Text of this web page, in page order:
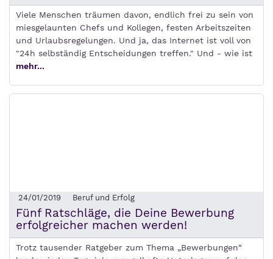
Viele Menschen träumen davon, endlich frei zu sein von
miesgelaunten Chefs und Kollegen, festen Arbeitszeiten
und Urlaubsregelungen. Und ja, das Internet ist voll von
"24h selbständig Entscheidungen treffen." Und - wie ist
mehr...
24/01/2019 Beruf und Erfolg
Fünf Ratschläge, die Deine Bewerbung
erfolgreicher machen werden!
Trotz tausender Ratgeber zum Thema „Bewerbungen“